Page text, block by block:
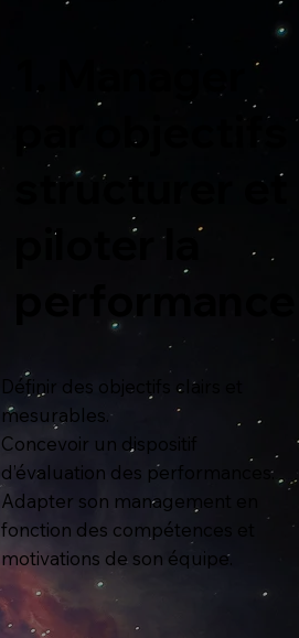
1. Manager
par objectifs :
structurer et
piloter la
performance
Définir des objectifs clairs et
mesurables.
Concevoir un dispositif
d’évaluation des performances.
Adapter son management en
fonction des compétences et
motivations de son équipe.